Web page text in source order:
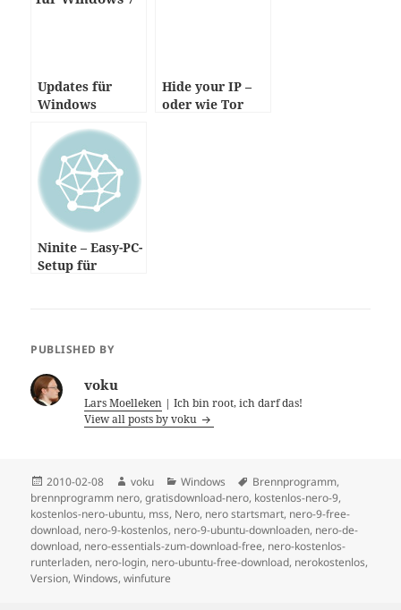
Updates für
Windows
Hide your IP –
oder wie Tor
Ninite – Easy-PC-
Setup für
PUBLISHED BY
voku
Lars Moelleken | Ich bin root, ich darf das!
View all posts by voku
Posted
on
2010-02-08 Author
voku Categories
Windows Tags
Brennprogramm,
brennprogramm nero,gratisdownload-nero, kostenlos-nero-9,
kostenlos-nero-ubuntu, mss, Nero, nero startsmart, nero-9-free-
download, nero-9-kostenlos, nero-9-ubuntu-downloaden, nero-de-
download, nero-essentials-zum-download-free, nero-kostenlos-
runterladen, nero-login, nero-ubuntu-free-download, nerokostenlos,
Version,Windows,winfuture